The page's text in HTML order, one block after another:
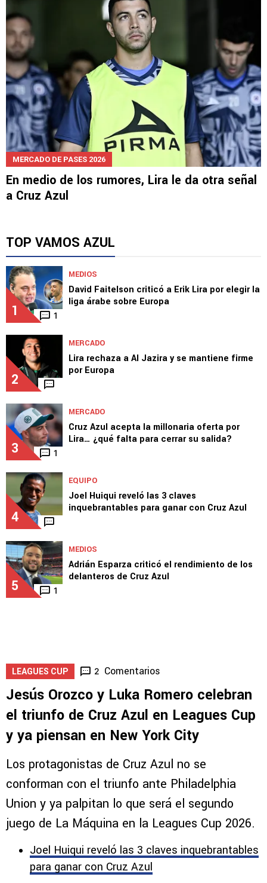
MERCADO DE PASES 2026
En medio de los rumores, Lira le da otra señal
a Cruz Azul
TOP VAMOS AZUL
1 1
MEDIOS
David Faitelson criticó a Erik Lira por elegir la
liga árabe sobre Europa
2
MERCADO
Lira rechaza a Al Jazira y se mantiene firme
por Europa
3 1
MERCADO
Cruz Azul acepta la millonaria oferta por
Lira… ¿qué falta para cerrar su salida?
4
EQUIPO
Joel Huiqui reveló las 3 claves
inquebrantables para ganar con Cruz Azul
5 1
MEDIOS
Adrián Esparza criticó el rendimiento de los
delanteros de Cruz Azul
LEAGUES CUP 2 Comentarios
Jesús Orozco y Luka Romero celebran
el triunfo de Cruz Azul en Leagues Cup
y ya piensan en New York City
Los protagonistas de Cruz Azul no se
conforman con el triunfo ante Philadelphia
Union y ya palpitan lo que será el segundo
juego de La Máquina en la Leagues Cup 2026.
Joel Huiqui reveló las 3 claves inquebrantables
para ganar con Cruz Azul